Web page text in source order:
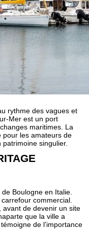
rythme des vagues et
Mer est un port
maritimes. La
pour les amateurs de
singulier.
Boulogne en Italie.
commercial.
avant de devenir un site
que la ville a
de l’importance